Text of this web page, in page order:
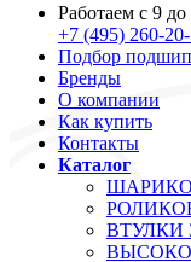
Работаем с 9 до
+7 (495) 260-20-
Подбор
Бренды
О компании
Как купить
Контакты
Каталог
ВТУЛКИ